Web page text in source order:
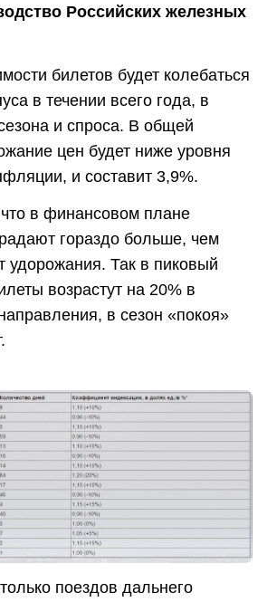
Российских железных
билетов будет колебаться
в течении всего года, в
и спроса. В общей
цен будет ниже уровня
и составит 3,9%.
что в финансовом плане
гораздо больше, чем
удорожания. Так в пиковый
возрастут на 20% в
в сезон «покоя»
поездов дальнего